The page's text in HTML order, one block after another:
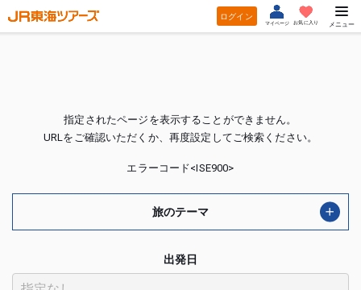
ログイン
マイページ お気に入り メニュー
指定されたページを表示することができません。
URLをご確認いただくか、再度設定してご検索ください。
エラーコード<ISE900>
出発日
旅のテーマ